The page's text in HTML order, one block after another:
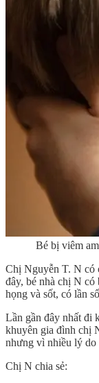
Bé bị viêm
Chị Nguyễn T. N có
đây, bé nhà chị N có
họng và sốt, có lần
Lần gần đây nhất đi
khuyên gia đình chị
nhưng vì nhiều lý do
Chị N chia sẻ: